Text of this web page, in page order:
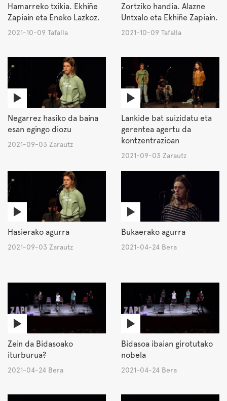
Hamarreko txikia. Ekhiñe
Zapiain eta Eneko Lazkoz.
2021-10-09 Tafalla
Zortziko handia. Alazne
Untxalo eta Ekhiñe Zapiain.
2021-10-09 Tafalla
Negarrez hasiko da baina
esan egingo diozu
2021-09-03 Zarautz
Lankide bat suizidatu eta
gerentea agertu da
kontzentrazioan
2021-09-03 Zarautz
Hasierako agurra
2021-09-03 Zarautz
Bukaerako agurra
2021-04-24 Bera
Zein da Bidasoako
iturburua?
2021-04-24 Bera
Bidasoa ibaian girotutako
nobela
2021-04-24 Bera